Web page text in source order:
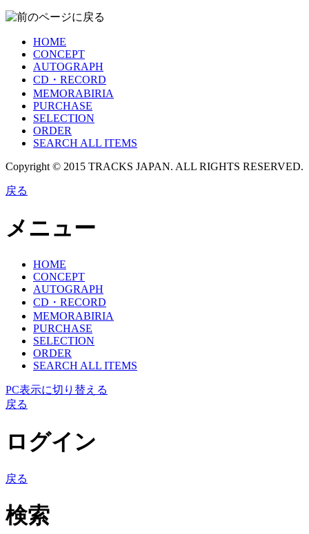
HOME
CONCEPT
AUTOGRAPH
CD・RECORD
MEMORABIRIA
PURCHASE
SELECTION
ORDER
SEARCH ALL ITEMS
Copyright © 2015 TRACKS JAPAN. ALL RIGHTS RESERVED.
戻る
メニュー
HOME
CONCEPT
AUTOGRAPH
CD・RECORD
MEMORABIRIA
PURCHASE
SELECTION
ORDER
SEARCH ALL ITEMS
PC表示に切り替える
戻る
ログイン
戻る
検索